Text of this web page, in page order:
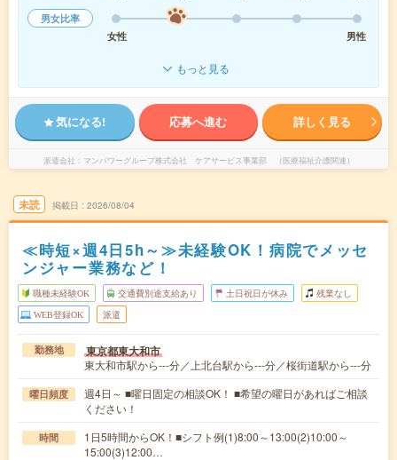
男女比率
女性
男性
もっと見る
気になる! 応募へ進む 詳しく見る
派遣会社 マンパワーグループ株式会社 ケアサービス事業部 （医療福祉介護関連）
未読 掲載日 2026/08/04
≪時短×週4日5h～≫未経験OK！病院でメッセ
ンジャー業務など！
職種未経験OK 交通費別途支給あり 土日祝日が休み 残業なし
WEB登録OK 派遣
勤務地 東京都東大和市
東大和市駅から---分／上北台駅から---分／桜街道駅から---分
曜日頻度
週4日～ ■曜日固定の相談OK！ ■希望の曜日があればご相談
ください！
時間
1日5時間からOK！■シフト例(1)8:00～13:00(2)10:00～
15:00(3)12:00…